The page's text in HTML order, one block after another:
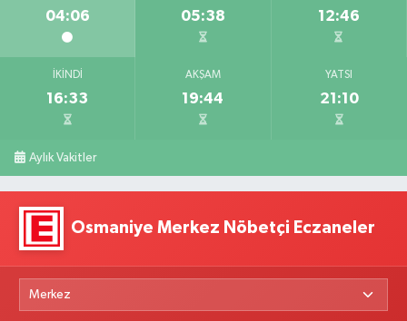
04:06 05:38 12:46
İKINDI
16:33
AKŞAM
19:44
YATSI
21:10
Aylık Vakitler
Osmaniye Merkez Nöbetçi Eczaneler